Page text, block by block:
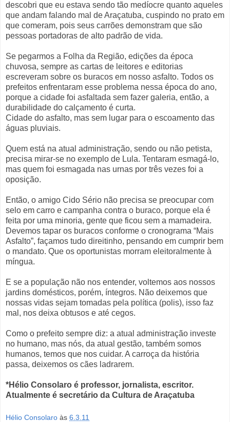
descobri que eu estava sendo tão medíocre quanto aqueles
que andam falando mal de Araçatuba, cuspindo no prato em
que comeram, pois seus carrões demonstram que são
pessoas portadoras de alto padrão de vida.
Se pegarmos a Folha da Região, edições da época
chuvosa, sempre as cartas de leitores e editorias
escreveram sobre os buracos em nosso asfalto. Todos os
prefeitos enfrentaram esse problema nessa época do ano,
porque a cidade foi asfaltada sem fazer galeria, então, a
durabilidade do calçamento é curta.
Cidade do asfalto, mas sem lugar para o escoamento das
águas pluviais.
Quem está na atual administração, sendo ou não petista,
precisa mirar-se no exemplo de Lula. Tentaram esmagá-lo,
mas quem foi esmagada nas urnas por três vezes foi a
oposição.
Então, o amigo Cido Sério não precisa se preocupar com
selo em carro e campanha contra o buraco, porque ela é
feita por uma minoria, gente que ficou sem a mamadeira.
Devemos tapar os buracos conforme o cronograma “Mais
Asfalto”, façamos tudo direitinho, pensando em cumprir bem
o mandato. Que os oportunistas morram eleitoralmente à
míngua.
E se a população não nos entender, voltemos aos nossos
jardins domésticos, porém, íntegros. Não deixemos que
nossas vidas sejam tomadas pela política (polis), isso faz
mal, nos deixa obtusos e até cegos.
Como o prefeito sempre diz: a atual administração investe
no humano, mas nós, da atual gestão, também somos
humanos, temos que nos cuidar. A carroça da história
passa, deixemos os cães ladrarem.
*Hélio Consolaro é professor, jornalista, escritor.
Atualmente é secretário da Cultura de Araçatuba
Hélio Consolaro às 6.3.11